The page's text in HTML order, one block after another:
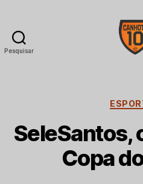
Pesquisar
SeleSantos,
Copa